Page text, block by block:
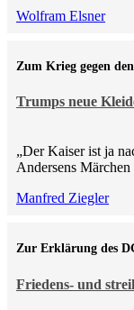
Wolfram Elsner
Trumps neue
Zum Krieg gegen
„Der Kaiser ist ja
Andersens
Manfred Ziegler
Friedens- und
Zur Erklärung des